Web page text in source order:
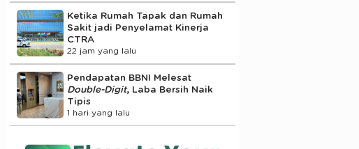
Ketika Rumah Tapak dan Rumah
Sakit jadi Penyelamat Kinerja
CTRA
22 jam yang lalu
Pendapatan BBNI Melesat
Double-Digit, Laba Bersih Naik
Tipis
1 hari yang lalu